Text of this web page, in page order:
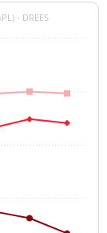
- DREES